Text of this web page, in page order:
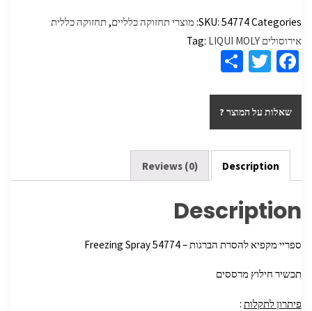
SKU: 54774Categories: מוצרי תחזוקה כלליים, תחזוקה כללית
אירוסולים
Tag: LIQUI MOLY
Fa
b
o
o
k
T
tt
er
ar
e
שאלות על המוצר ?
Description
Reviews (0)
Description
ספריי מקפיא להסרת הברגות – 54774 Freezing Spray
תכשיר חילוץ מרססים
פיתרון לתקלות :